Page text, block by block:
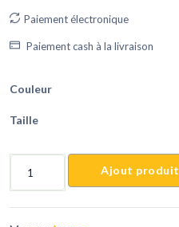
Paiement électronique
Paiement cash à la livraison
Couleur
Taille
Ajout produit